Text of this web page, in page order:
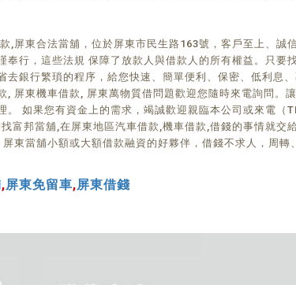
,屏東合法當舖，位於屏東市民生路163號，客戶至上、誠
行，這些法規 保障了放款人與借款人的所有權益。只要
銀行繁瑣的程序，給您快速、簡單便利、保密、低利息
屏東機車借款, 屏東萬物質借問題歡迎您隨時來電詢問。
如果您有資金上的需求，竭誠歡迎親臨本公司或來電（
富邦當舖,在屏東地區汽車借款,機車借款,借錢的事情就交
東當舖小額或大額借款融資的好夥伴，借錢不求人，周
,屏東免留車,屏東借錢